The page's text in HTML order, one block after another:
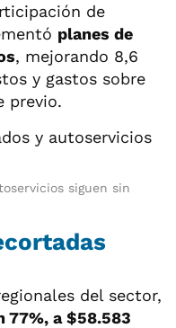
de
planes de
, mejorando 8,6
y gastos sobre
previo.
siguen sin
del sector,
77%, a $58.583